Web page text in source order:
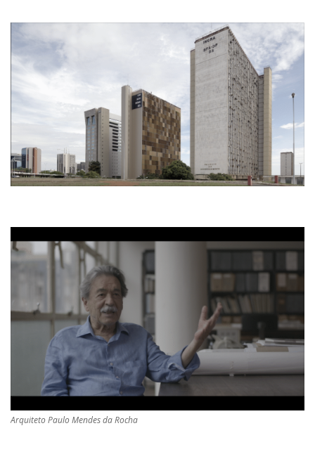
Arquiteto Paulo Mendes da Rocha